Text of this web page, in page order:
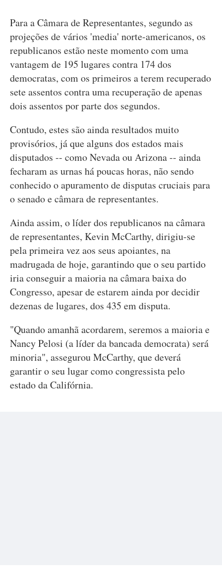
Para a Câmara de Representantes, segundo as
projeções de vários 'media' norte-americanos, os
republicanos estão neste momento com uma
vantagem de 195 lugares contra 174 dos
democratas, com os primeiros a terem recuperado
sete assentos contra uma recuperação de apenas
dois assentos por parte dos segundos.
Contudo, estes são ainda resultados muito
provisórios, já que alguns dos estados mais
disputados -- como Nevada ou Arizona -- ainda
fecharam as urnas há poucas horas, não sendo
conhecido o apuramento de disputas cruciais para
o senado e câmara de representantes.
Ainda assim, o líder dos republicanos na câmara
de representantes, Kevin McCarthy, dirigiu-se
pela primeira vez aos seus apoiantes, na
madrugada de hoje, garantindo que o seu partido
iria conseguir a maioria na câmara baixa do
Congresso, apesar de estarem ainda por decidir
dezenas de lugares, dos 435 em disputa.
"Quando amanhã acordarem, seremos a maioria e
Nancy Pelosi (a líder da bancada democrata) será
minoria", assegurou McCarthy, que deverá
garantir o seu lugar como congressista pelo
estado da Califórnia.